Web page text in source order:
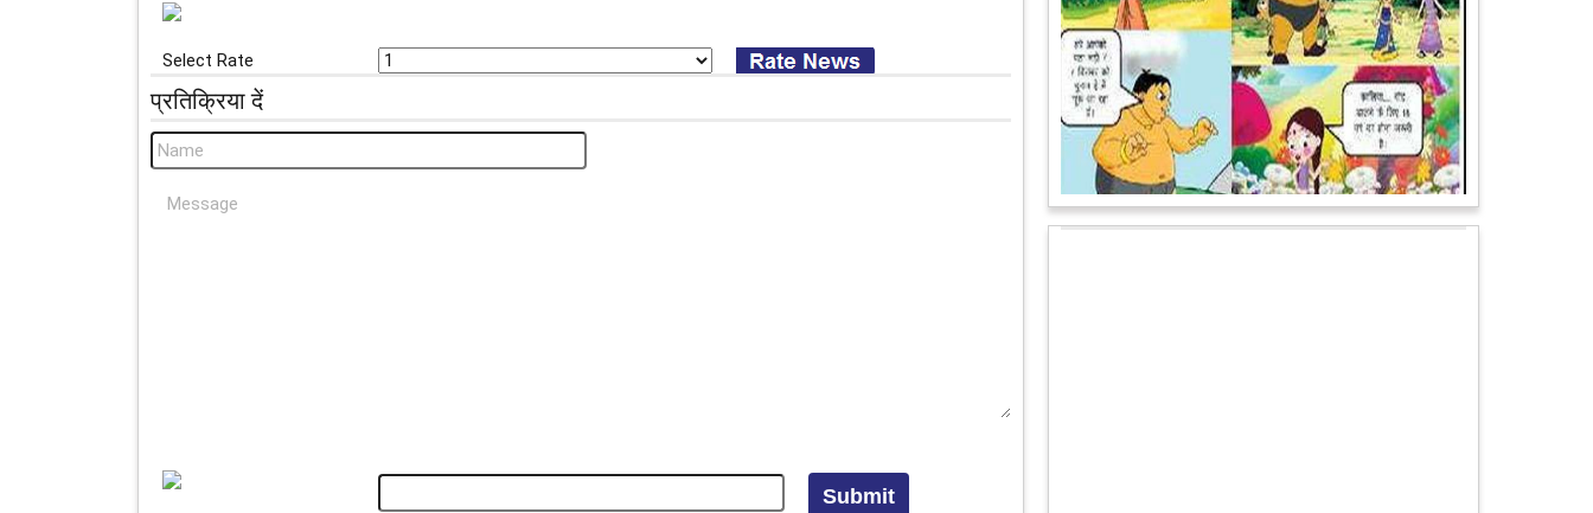
Select Rate
प्रतिक्रिया दें
पेट पकड़ कर हंसने पर मजबूर हो जायेंगे आप जानवरों की ये अदाएं
देखकर
कल्पना कीजिये उस दृश्य की, जिसमें कोई गिलहरी किसी मेंढक के
साथ लिप-लॉक कर रही हो। गिलहरी झूला झूल रही हो। आगे पढ़ें